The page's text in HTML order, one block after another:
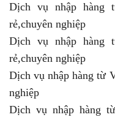
Dịch vụ nhập hàng
rẻ,chuyên nghiệp
Dịch vụ nhập hàng
rẻ,chuyên nghiệp
Dịch vụ nhập hàng từ
nghiệp
Dịch vụ nhập hàng